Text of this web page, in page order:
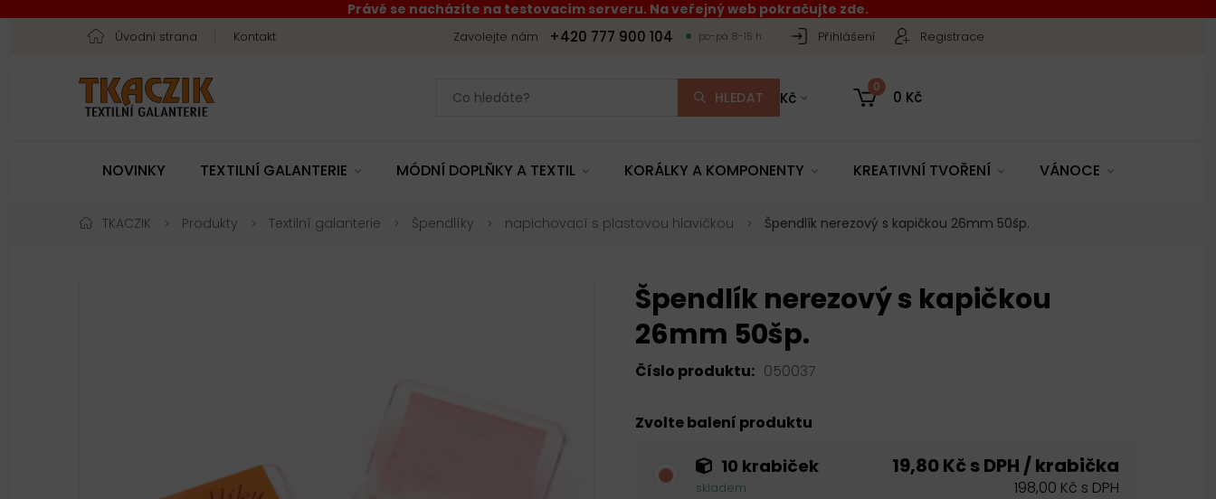
Právě se nacházíte na testovacím serveru. Na veřejný web pokračujte zde.
Úvodní strana Kontakt Zavolejte nám +420 777 900 104 po-pá 8-15 h. Přihlášení Registrace
HLEDAT Kč
0
0 Kč
NOVINKY TEXTILNÍ GALANTERIE MÓDNÍ DOPLŇKY A TEXTIL KORÁLKY A KOMPONENTY KREATIVNÍ TVOŘENÍ VÁNOCE
TKACZIK Produkty Textilní galanterie Špendlíky napichovací s plastovou hlavičkou Špendlík nerezový s kapičkou 26mm 50šp.
Špendlík nerezový s kapičkou
26mm 50šp.
Číslo produktu: 050037
Zvolte balení produktu
10 krabiček
skladem
19,80 Kč s DPH / krabička
198,00 Kč s DPH